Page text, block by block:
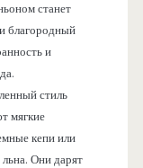
станет
благородный
и
стиль
мягкие
кепи или
Они дарят